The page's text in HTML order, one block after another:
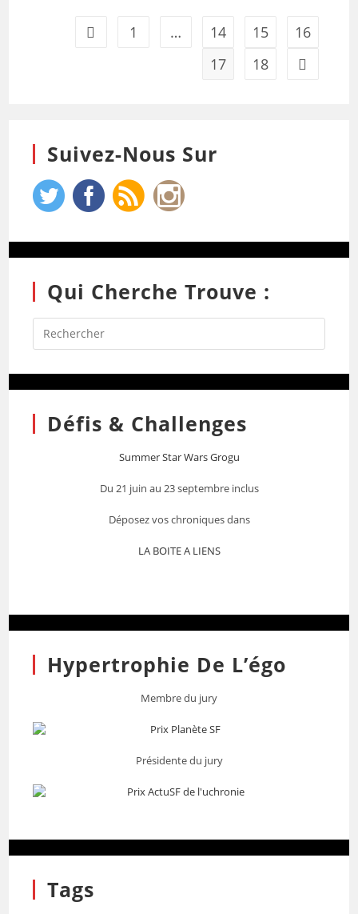
1 … 14 15
16
17
18
Suivez-Nous Sur
Qui Cherche Trouve :
Défis & Challenges
Summer Star Wars Grogu
Du 21 juin au 23 septembre inclus
Déposez vos chroniques dans
LA BOITE A LIENS
Hypertrophie De L’égo
Membre du jury
Présidente du jury
Tags